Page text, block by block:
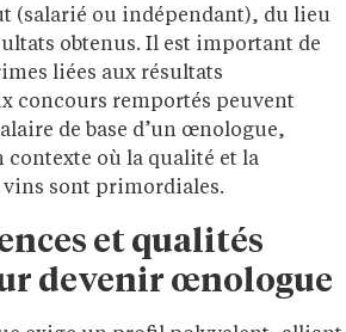
(salarié ou indépendant), du lieu
obtenus. Il est important de
liées aux résultats
concours remportés peuvent
de base d’un œnologue,
contexte où la qualité et la
vins sont primordiales.
et qualités
devenir œnologue